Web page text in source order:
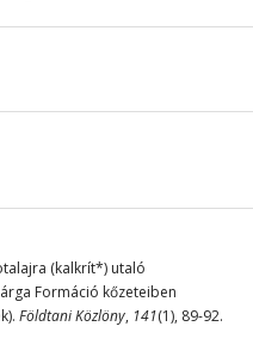
(kalkrít*) utaló
Formáció kőzeteiben
Földtani Közlöny, 141(1), 89-92.